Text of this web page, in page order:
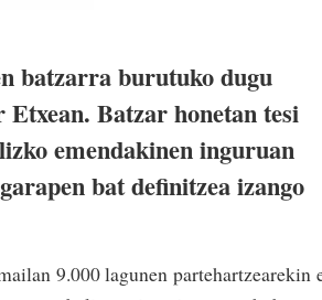
batzarra burutuko dugu
Batzar honetan tesi
emendakinen inguruan
bat definitzea izango
9.000 lagunen partehartzearekin